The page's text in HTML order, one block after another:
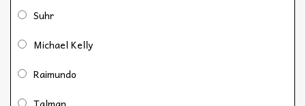
Suhr
Michael Kelly
Raimundo